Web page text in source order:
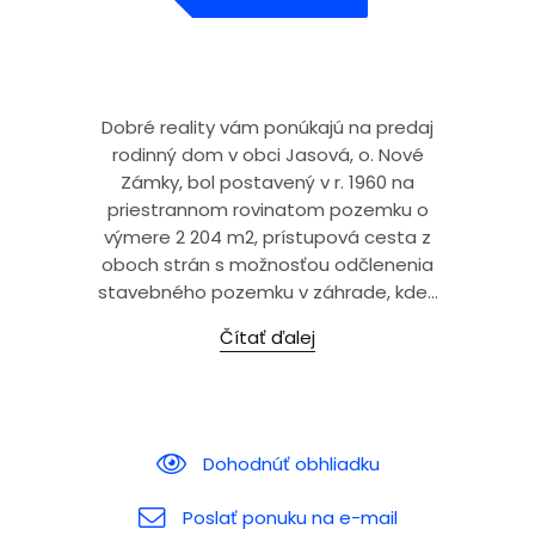
Dobré reality vám ponúkajú na predaj
rodinný dom v obci Jasová, o. Nové
Zámky, bol postavený v r. 1960 na
priestrannom rovinatom pozemku o
výmere 2 204 m2, prístupová cesta z
oboch strán s možnosťou odčlenenia
stavebného pozemku v záhrade, kde...
Čítať ďalej
Dohodnúť obhliadku
Poslať ponuku na e-mail